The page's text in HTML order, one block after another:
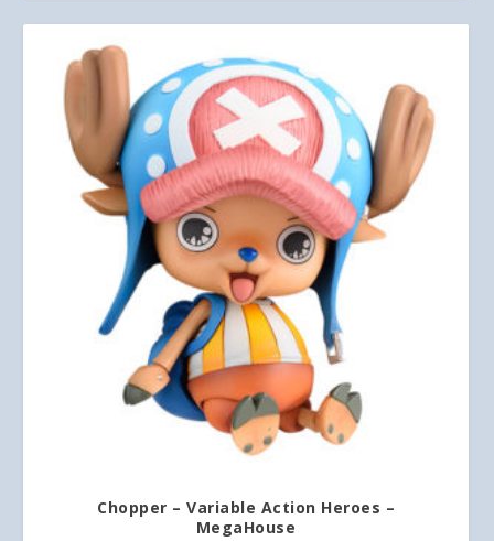
Chopper – Variable Action Heroes –
MegaHouse